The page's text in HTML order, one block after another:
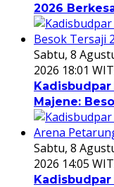
2026
Sabtu, 8
2026 18:01
Majene:
Sabtu, 8
2026 14:05
Kadisbudpar